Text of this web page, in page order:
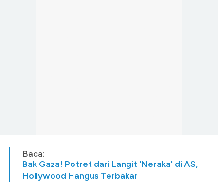
Baca:
Bak Gaza! Potret dari Langit 'Neraka' di AS,
Hollywood Hangus Terbakar